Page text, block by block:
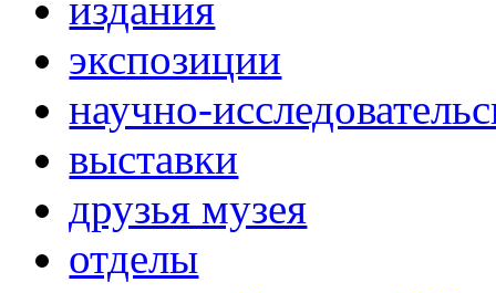
экспозиции
научно-
выставки
друзья музея
отделы